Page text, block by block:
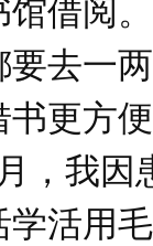
馆借阅
要去一
书更方
，我
学活用